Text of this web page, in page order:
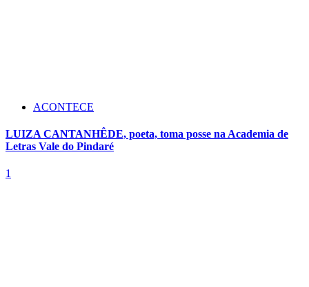
ACONTECE
LUIZA CANTANHÊDE, poeta, toma posse na Academia de
Letras Vale do Pindaré
1